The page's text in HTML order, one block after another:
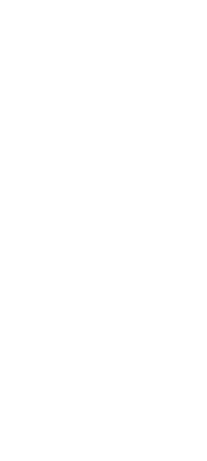
декоративными опорами.